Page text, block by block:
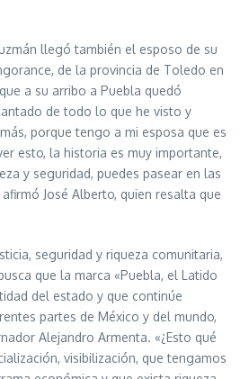
llegó también el esposo de su
de la provincia de Toledo en
a su arribo a Puebla quedó
de todo lo que he visto y
porque tengo a mi esposa que es
esto, la historia es muy importante,
y seguridad, puedes pasear en las
José Alberto, quien resalta que
seguridad y riqueza comunitaria,
que la marca «Puebla, el Latido
del estado y que continúe
partes de México y del mundo,
Alejandro Armenta. «¿Esto qué
visibilización, que tengamos